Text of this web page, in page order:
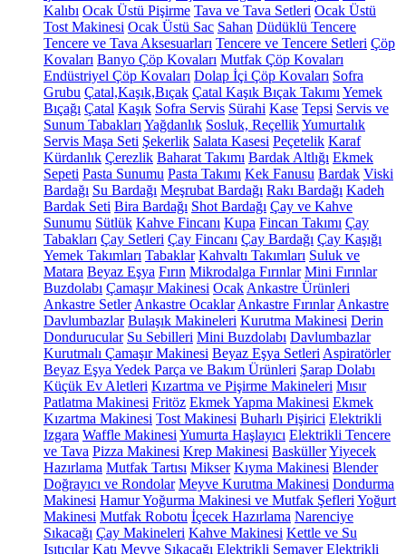
Kalıbı Ocak Üstü Pişirme Tava ve Tava Setleri Ocak Üstü
Tost Makinesi Ocak Üstü Sac Sahan Düdüklü Tencere
Tencere ve Tava Aksesuarları Tencere ve Tencere Setleri Çöp
Kovaları Banyo Çöp Kovaları Mutfak Çöp Kovaları
Endüstriyel Çöp Kovaları Dolap İçi Çöp Kovaları Sofra
Grubu Çatal,Kaşık,Bıçak Çatal Kaşık Bıçak Takımı Yemek
Bıçağı Çatal Kaşık Sofra Servis Sürahi Kase Tepsi Servis ve
Sunum Tabakları Yağdanlık Sosluk, ReçellikYumurtalık
Servis Maşa Seti Şekerlik Salata Kasesi Peçetelik Karaf
Kürdanlık Çerezlik Baharat Takımı Bardak Altlığı Ekmek
Sepeti Pasta Sunumu Pasta Takımı Kek Fanusu Bardak Viski
Bardağı Su Bardağı Meşrubat Bardağı Rakı Bardağı Kadeh
Bardak Seti Bira Bardağı Shot Bardağı Çay ve Kahve
Sunumu Sütlük Kahve Fincanı Kupa Fincan Takımı Çay
Tabakları Çay Setleri Çay Fincanı Çay Bardağı Çay Kaşığı
Yemek Takımları Tabaklar Kahvaltı Takımları Suluk ve
Matara Beyaz Eşya Fırın Mikrodalga Fırınlar Mini Fırınlar
Buzdolabı Çamaşır Makinesi Ocak Ankastre Ürünleri
Ankastre Setler Ankastre Ocaklar Ankastre Fırınlar Ankastre
Davlumbazlar Bulaşık Makineleri Kurutma Makinesi Derin
Dondurucular Su Sebilleri Mini Buzdolabı Davlumbazlar
Kurutmalı Çamaşır Makinesi Beyaz Eşya Setleri Aspiratörler
Beyaz Eşya Yedek Parça ve Bakım Ürünleri Şarap Dolabı
Küçük Ev Aletleri Kızartma ve Pişirme Makineleri Mısır
Patlatma Makinesi Fritöz Ekmek Yapma Makinesi Ekmek
Kızartma Makinesi Tost Makinesi Buharlı Pişirici Elektrikli
Izgara Waffle Makinesi Yumurta Haşlayıcı Elektrikli Tencere
ve Tava Pizza Makinesi Krep Makinesi BasküllerYiyecek
Hazırlama Mutfak Tartısı Mikser Kıyma Makinesi Blender
Doğrayıcı ve Rondolar Meyve Kurutma Makinesi Dondurma
Makinesi Hamur Yoğurma Makinesi ve Mutfak Şefleri Yoğurt
Makinesi Mutfak Robotu İçecek Hazırlama Narenciye
Sıkacağı Çay Makineleri Kahve Makinesi Kettle ve Su
Isıtıcılar Katı Meyve Sıkacağı Elektrikli Semaver Elektrikli